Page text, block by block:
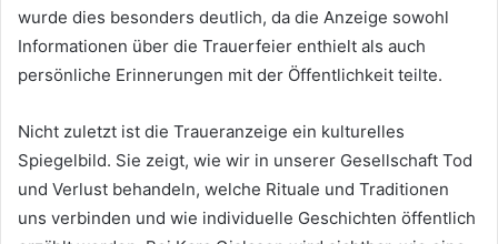
wurde dies besonders deutlich, da die Anzeige sowohl
Informationen über die Trauerfeier enthielt als auch
persönliche Erinnerungen mit der Öffentlichkeit teilte.
Nicht zuletzt ist die Traueranzeige ein kulturelles
Spiegelbild. Sie zeigt, wie wir in unserer Gesellschaft Tod
und Verlust behandeln, welche Rituale und Traditionen
uns verbinden und wie individuelle Geschichten öffentlich